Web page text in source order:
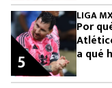
LIGA
Por
a qué
5